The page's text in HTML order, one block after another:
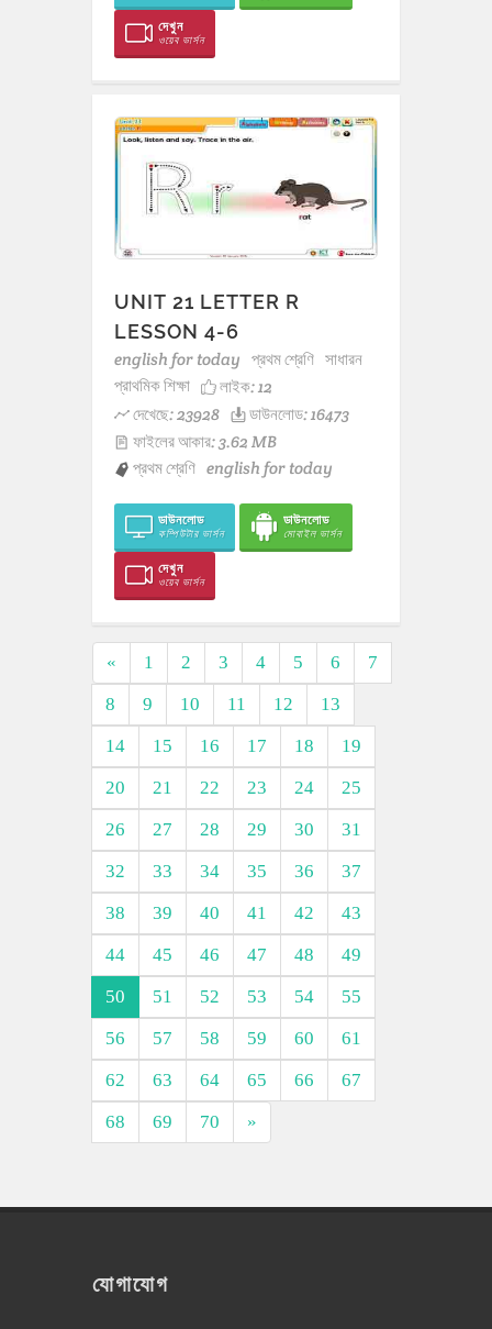
দেখুন
ওয়েব ভার্সন
UNIT 21 LETTER R
LESSON 4-6
english for today প্রথম শ্রেণি সাধারন
প্রাথমিক শিক্ষা
লাইক:12
দেখেছে: 23928
ডাউনলোড: 16473
ফাইলের আকার: 3.62 MB
প্রথম শ্রেণি english for today
ডাউনলোড
কম্পিউটার ভার্সন
ডাউনলোড
মোবাইল ভার্সন
দেখুন
ওয়েব ভার্সন
« 1 2 3 4 5 6
7
8
9 10 11 12
13
14
15 16 17 18
19
20
21 22 23 24
25
26
27 28 29 30
31
32
33 34 35 36
37
38
39 40 41 42
43
44
45 46 47 48
49
50
51 52 53 54
55
56
57 58 59 60
61
62
63 64 65 66
67
68
69 70 »
যোগাযোগ